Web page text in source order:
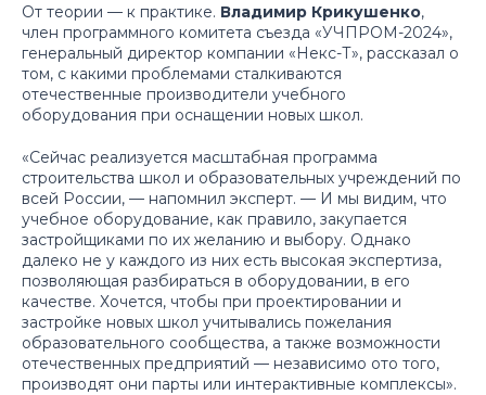
От теории — к практике. Владимир Крикушенко,
член программного комитета съезда «УЧПРОМ-2024»,
генеральный директор компании «Некс-Т», рассказал о
том, с какими проблемами сталкиваются
отечественные производители учебного
оборудования при оснащении новых школ.
«Сейчас реализуется масштабная программа
строительства школ и образовательных учреждений по
всей России, — напомнил эксперт. — И мы видим, что
учебное оборудование, как правило, закупается
застройщиками по их желанию и выбору. Однако
далеко не у каждого из них есть высокая экспертиза,
позволяющая разбираться в оборудовании, в его
качестве. Хочется, чтобы при проектировании и
застройке новых школ учитывались пожелания
образовательного сообщества, а также возможности
отечественных предприятий — независимо ото того,
производят они парты или интерактивные комплексы».